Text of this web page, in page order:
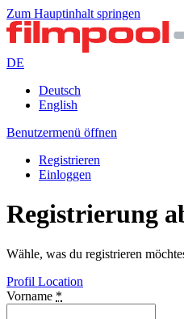
Zum Hauptinhalt springen
DE
Deutsch
English
Benutzermenü öffnen
Registrieren
Einloggen
Registrierung
Wähle, was du registrieren
Profil Location
Vorname *